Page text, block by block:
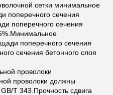
сетки минимальное
поперечного сечения
поперечного сечения
поперечного сечения
сечения бетонного слоя
проволоки
проволоки должны
T 343.Прочность сдвига